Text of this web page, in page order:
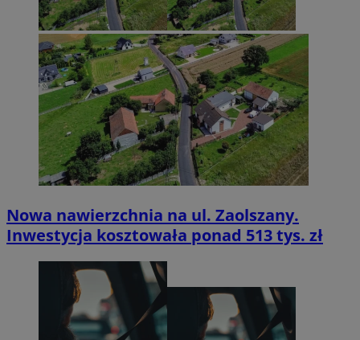
Nowa nawierzchnia na ul. Zaolszany.
Inwestycja kosztowała ponad 513 tys. zł